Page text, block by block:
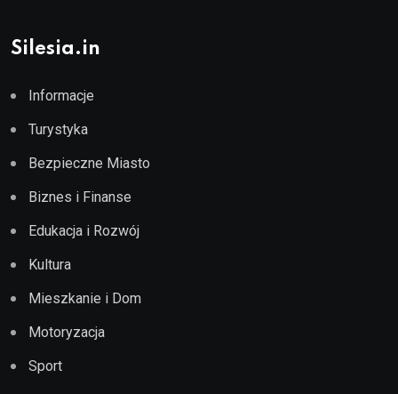
Silesia.in
Informacje
Turystyka
Bezpieczne Miasto
Biznes i Finanse
Edukacja i Rozwój
Kultura
Mieszkanie i Dom
Motoryzacja
Sport